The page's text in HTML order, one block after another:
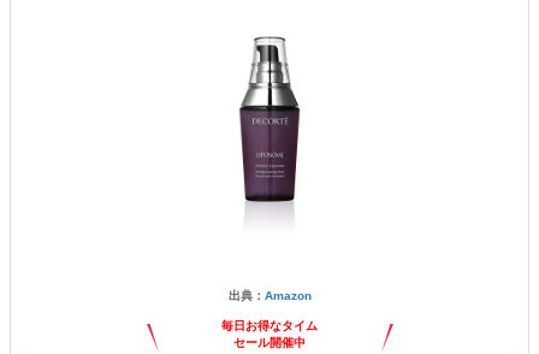
出典： Amazon
毎日お得なタイム
セール開催中